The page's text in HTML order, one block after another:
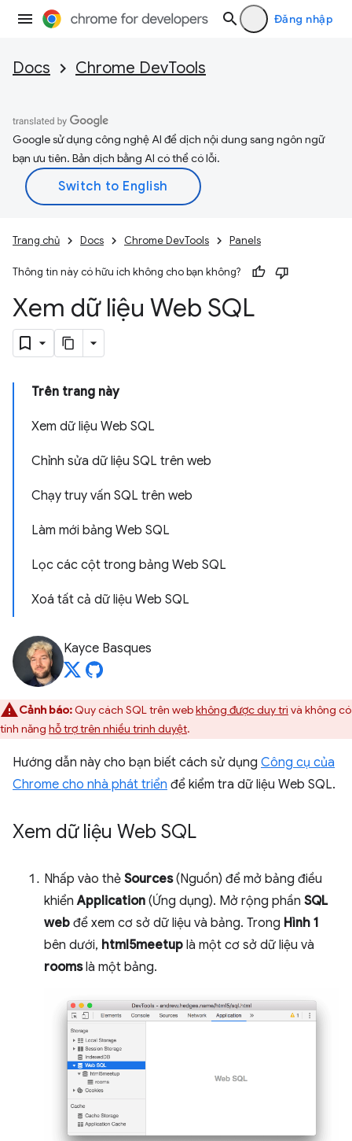
Đăng nhập
Docs Chrome DevTools
Google sử dụng công nghệ AI để dịch nội dung sang ngôn ngữ
bạn ưu tiên. Bản dịch bằng AI có thể có lỗi.
Trang chủ Docs Chrome DevTools Panels
Thông tin này có hữu ích không cho bạn không?
Xem dữ liệu Web SQL
Trên trang này
Xem dữ liệu Web SQL
Chỉnh sửa dữ liệu SQL trên web
Chạy truy vấn SQL trên web
Làm mới bảng Web SQL
Lọc các cột trong bảng Web SQL
Xoá tất cả dữ liệu Web SQL
Kayce Basques
Cảnh báo:Quy cách SQL trên webkhông được duy trì và không có
tính năng hỗ trợ trên nhiều trình duyệt.
Hướng dẫn này cho bạn biết cách sử dụng Công cụ của
Chrome cho nhà phát triển để kiểm tra dữ liệu Web SQL.
Xem dữ liệu Web SQL
Nhấp vào thẻ Sources(Nguồn) để mở bảng điều
khiểnApplication (Ứng dụng). Mở rộng phần SQL
web để xem cơ sở dữ liệu và bảng. Trong Hình 1
bên dưới, html5meetup là một cơ sở dữ liệu và
roomslà một bảng.